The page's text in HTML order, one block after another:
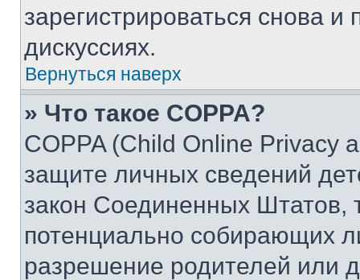
зарегистрироваться снова и
дискуссиях.
Вернуться наверх
» Что такое COPPA?
COPPA (Child Online Privacy
защите личных сведений
закон Соединенных Штатов,
потенциально собирающих
разрешение родителей или